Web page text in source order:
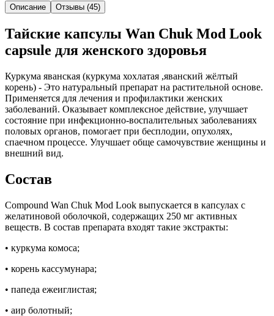
Описание Отзывы (45)
Тайские капсулы Wan Chuk Mod Look
capsule для женского здоровья
Куркума яванская (куркума хохлатая ,яванский жёлтый
корень) - Это натуральный препарат на растительной основе.
Применяется для лечения и профилактики женских
заболеваний. Оказывает комплексное действие, улучшает
состояние при инфекционно-воспалительных заболеваниях
половых органов, помогает при бесплодии, опухолях,
спаечном процессе. Улучшает обще самочувствие женщины и
внешний вид.
Состав
Compound Wan Chuk Mod Look выпускается в капсулах с
желатиновой оболочкой, содержащих 250 мг активных
веществ. В состав препарата входят такие экстракты:
• куркума комоса;
• корень кассумунара;
• папеда ежеиглистая;
• аир болотный;